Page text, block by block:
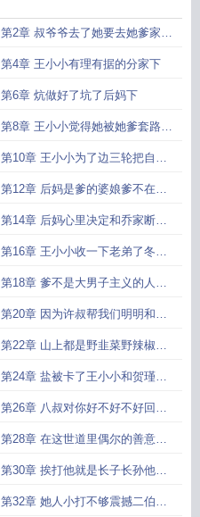
第2章 叔爷爷去了她要去她爹家讨
生活
第4章 王小小有理有据的分家下
第6章 炕做好了坑了后妈下
第8章 王小小觉得她被她爹套路了
她爹拿她刷老婆好感
第10章 王小小为了边三轮把自己
卖了当保姆
第12章 后妈是爹的婆娘爹不在家
她只好帮爹守住婆娘不被欺负
第14章 后妈心里决定和乔家断了
读读读你大爷
第16章 王小小收一下老弟了冬天
的柴火砖有了着落
第18章 爹不是大男子主义的人又
被她爹坑了爹又对她用心眼
第20章 因为许叔帮我们明明和许
强相处都是互利互惠的事情
第22章 山上都是野韭菜野辣椒野
茄子野黄瓜野西红柿
第24章 盐被卡了王小小和贺瑾像
两尊门神似的堵在供销社门口
第26章 八叔对你好不好不好回族
里喊二伯来打你爹弄死他
第28章 在这世道里偶尔的善意才
是活下去的真正底气
第30章 挨打他就是长子长孙他就
是杀鸡儆猴的那只鸡命苦
第32章 她人小打不够震撼二伯族